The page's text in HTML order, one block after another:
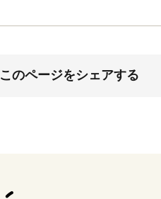
このページをシェアする